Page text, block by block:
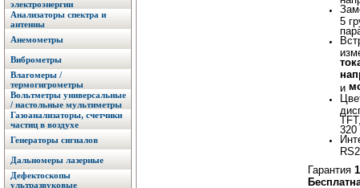
электроэнергии
Анализаторы спектра и
антенны
Анемометры
Виброметры
Влагомеры /
термогигрометры
Вольтметры универсальные
/ настольные мультиметры
Газоанализаторы, счетчики
частиц в воздухе
Генераторы сигналов
Дальномеры лазерные
Дефектоскопы
ультразвуковые
5
и
320
Гарантия